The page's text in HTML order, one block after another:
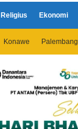
Religius Ekonomi
Konawe Palembang